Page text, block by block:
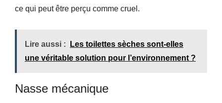
ce qui peut être perçu comme cruel.
Lire aussi :
Les toilettes sèches sont-elles
une véritable solution pour l’environnement ?
Nasse mécanique